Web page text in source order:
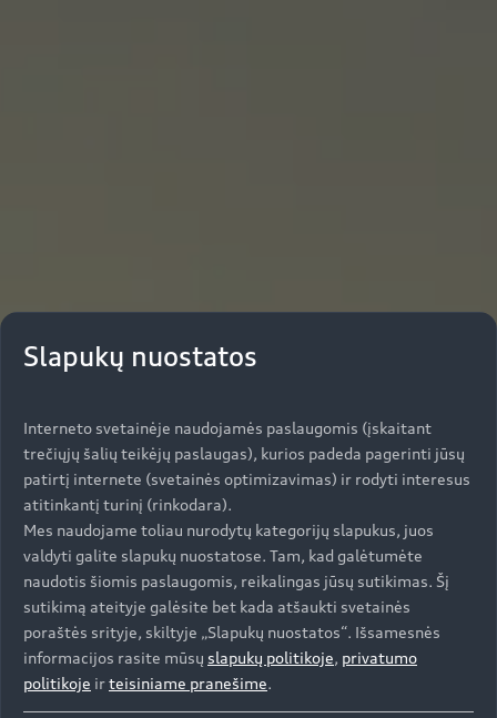
Slapukų nuostatos
Interneto svetainėje naudojamės paslaugomis (įskaitant
trečiųjų šalių teikėjų paslaugas), kurios padeda pagerinti jūsų
patirtį internete (svetainės optimizavimas) ir rodyti interesus
atitinkantį turinį (rinkodara).
Mes naudojame toliau nurodytų kategorijų slapukus, juos
valdyti galite slapukų nuostatose. Tam, kad galėtumėte
naudotis šiomis paslaugomis, reikalingas jūsų sutikimas. Šį
sutikimą ateityje galėsite bet kada atšaukti svetainės
poraštės srityje, skiltyje „Slapukų nuostatos“. Išsamesnės
informacijos rasite mūsų slapukų politikoje, privatumo
politikoje irteisiniame pranešime.